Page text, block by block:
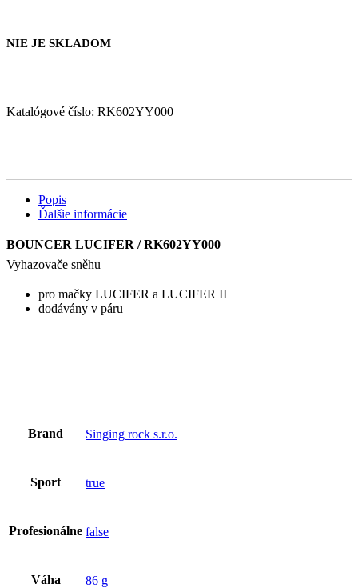
NIE JE SKLADOM
Katalógové číslo: RK602YY000
Popis
Ďalšie informácie
BOUNCER LUCIFER / RK602YY000
Vyhazovače sněhu
pro mačky LUCIFER a LUCIFER II
dodávány v páru
Brand Singing rock s.r.o.
Sport true
Profesionálne false
Váha 86 g